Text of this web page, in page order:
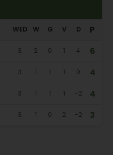
WED W G V D
P
3 2 0 1 4
6
3 1 1 1 0
4
3 1 1 1 -2
4
3 1 0 2 -2 3